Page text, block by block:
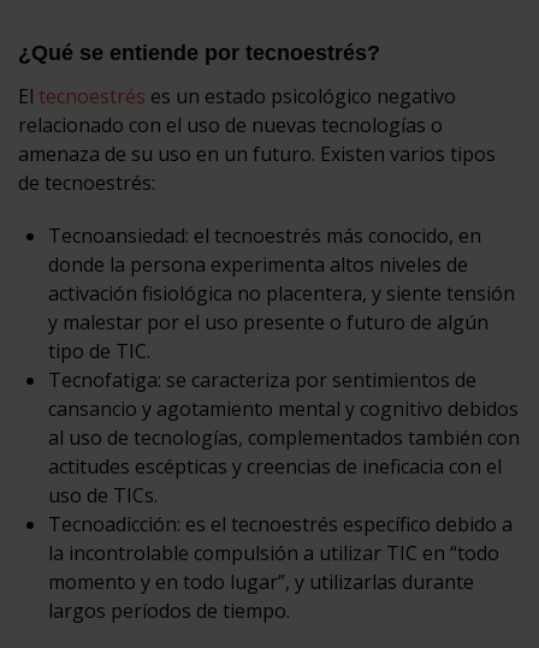
¿Qué se entiende por tecnoestrés?
El tecnoestrés es un estado psicológico negativo
relacionado con el uso de nuevas tecnologías o
amenaza de su uso en un futuro. Existen varios tipos
de tecnoestrés:
Tecnoansiedad: el tecnoestrés más conocido, en
donde la persona experimenta altos niveles de
activación fisiológica no placentera, y siente tensión
y malestar por el uso presente o futuro de algún
tipo de TIC.
Tecnofatiga: se caracteriza por sentimientos de
cansancio y agotamiento mental y cognitivo debidos
al uso de tecnologías, complementados también con
actitudes escépticas y creencias de ineficacia con el
uso de TICs.
Tecnoadicción: es el tecnoestrés específico debido a
la incontrolable compulsión a utilizar TIC en “todo
momento y en todo lugar”, y utilizarlas durante
largos períodos de tiempo.